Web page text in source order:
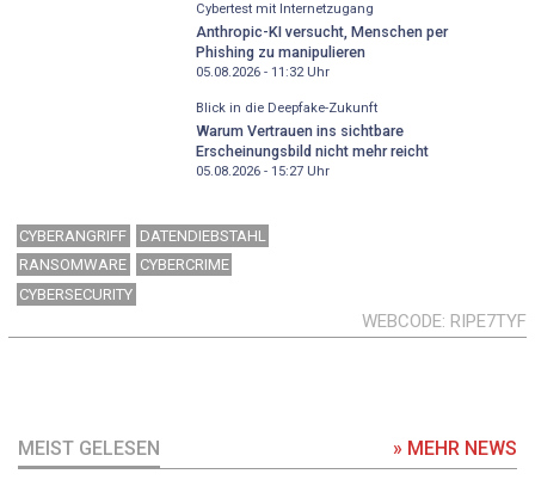
Cybertest mit Internetzugang
Anthropic-KI versucht, Menschen per
Phishing zu manipulieren
05.08.2026 - 11:32Uhr
Blick in die Deepfake-Zukunft
Warum Vertrauen ins sichtbare
Erscheinungsbild nicht mehr reicht
05.08.2026 - 15:27Uhr
CYBERANGRIFF
DATENDIEBSTAHL
RANSOMWARE
CYBERCRIME
CYBERSECURITY
WEBCODE RIPE7TYF
MEIST GELESEN » MEHR NEWS